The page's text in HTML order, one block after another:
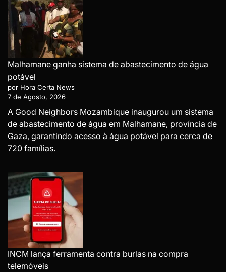
Malhamane ganha sistema de abastecimento de água
potável
por Hora Certa News
7 de Agosto, 2026
A Good Neighbors Mozambique inaugurou um sistema
de abastecimento de água em Malhamane, província de
Gaza, garantindo acesso à água potável para cerca de
720 famílias.
INCM lança ferramenta contra burlas na compra
telemóveis